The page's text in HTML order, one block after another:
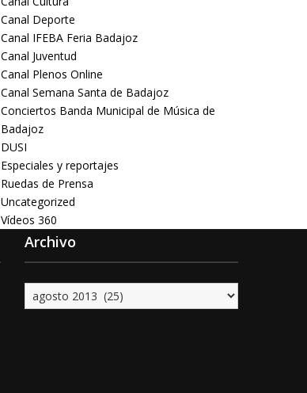
Canal Deporte
Canal IFEBA Feria Badajoz
Canal Juventud
Canal Plenos Online
Canal Semana Santa de Badajoz
Conciertos Banda Municipal de Música de
Badajoz
DUSI
Especiales y reportajes
Ruedas de Prensa
Uncategorized
Vídeos 360
Archivo
Archivo